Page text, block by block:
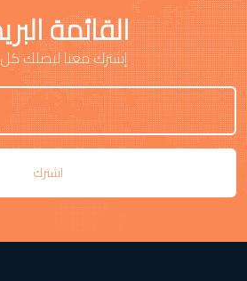
القائمة
إشترك معنا ليصلك
اشترك